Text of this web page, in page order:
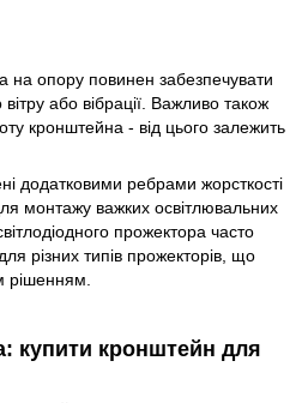
на опору повинен забезпечувати
вітру або вібрації. Важливо також
кронштейна - від цього залежить
додатковими ребрами жорсткості
монтажу важких освітлювальних
прожектора часто
різних типів прожекторів, що
рішенням.
купити кронштейн для